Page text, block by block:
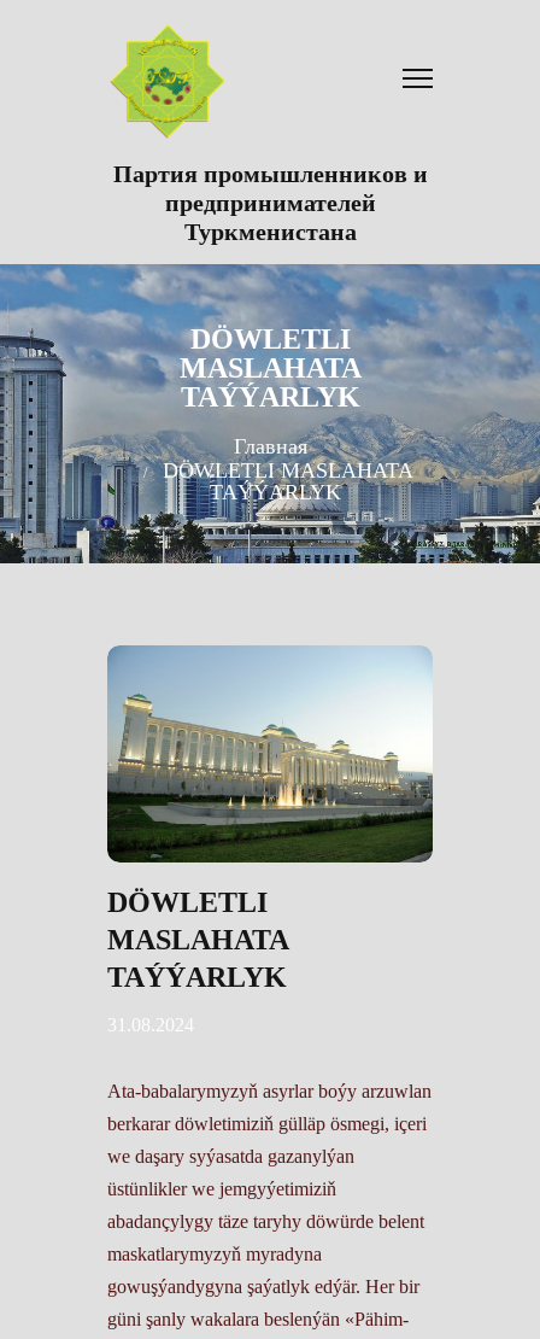
Партия промышленников и
предпринимателей
Туркменистана
DÖWLETLI
MASLAHATA
TAÝÝARLYK
Главная
DÖWLETLI MASLAHATA
TAÝÝARLYK
DÖWLETLI
MASLAHATA
TAÝÝARLYK
31.08.2024
Ata-babalarymyzyň asyrlar boýy arzuwlan
berkarar döwletimiziň gülläp ösmegi, içeri
we daşary syýasatda gazanylýan
üstünlikler we jemgyýetimiziň
abadançylygy täze taryhy döwürde belent
maskatlarymyzyň myradyna
gowuşýandygyna şaýatlyk edýär. Her bir
güni şanly wakalara beslenýän «Pähim-